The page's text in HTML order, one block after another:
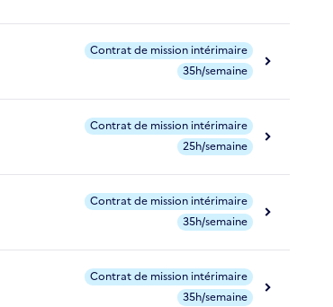
Contrat de mission intérimaire
35h/semaine
Contrat de mission intérimaire
25h/semaine
Contrat de mission intérimaire
35h/semaine
Contrat de mission intérimaire
35h/semaine